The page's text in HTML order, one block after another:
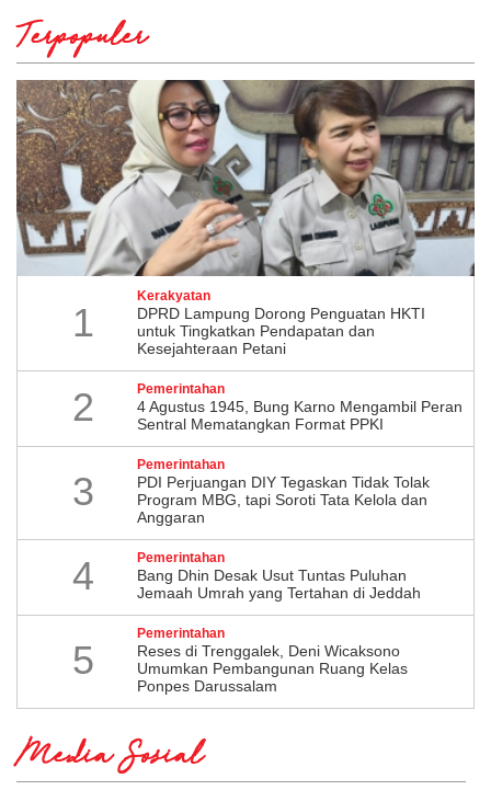
Terpopuler
1
Kerakyatan
DPRD Lampung Dorong Penguatan HKTI
untuk Tingkatkan Pendapatan dan
Kesejahteraan Petani
2 Pemerintahan
4 Agustus 1945, Bung Karno Mengambil Peran
Sentral Mematangkan Format PPKI
3
Pemerintahan
PDI Perjuangan DIY Tegaskan Tidak Tolak
Program MBG, tapi Soroti Tata Kelola dan
Anggaran
4 Pemerintahan
Bang Dhin Desak Usut Tuntas Puluhan
Jemaah Umrah yang Tertahan di Jeddah
5
Pemerintahan
​Reses di Trenggalek, Deni Wicaksono
Umumkan Pembangunan Ruang Kelas
Ponpes Darussalam
Media Sosial